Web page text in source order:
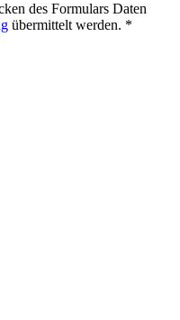
des Formulars Daten
übermittelt werden. *